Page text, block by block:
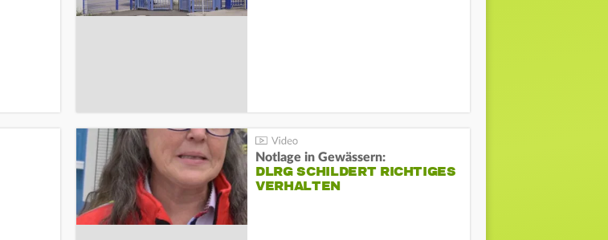
Notlage in Gewässern:
DLRG SCHILDERT RICHTIGES
VERHALTEN